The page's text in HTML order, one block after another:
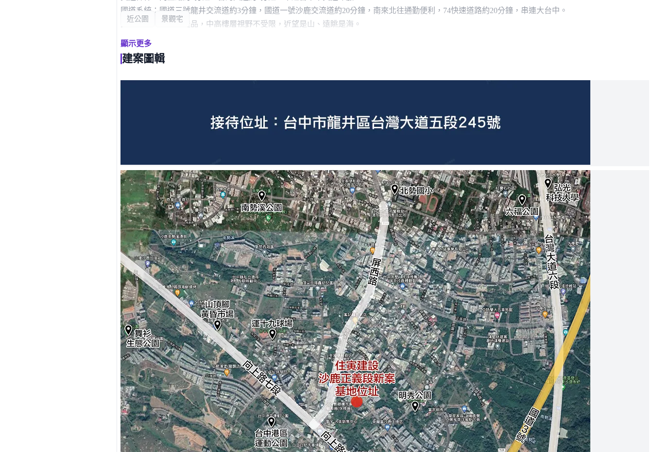
國道系統：國道三號龍井交流道約3分鐘，國道一號沙鹿交流道約20分鐘，南來北往通勤便利，74快速道路約20分鐘，串連大台中。
正德路唯一大樓型產品，中高樓層視野不受限，近望是山、遠眺是海。
未來發展：「光田醫院向上院區」、「特五號道路」兩者都預計在2022年完工，在交通、醫療、商業、就業機會等，補足區域機能需求。
近公園 景觀宅
顯示更多
建案圖輯